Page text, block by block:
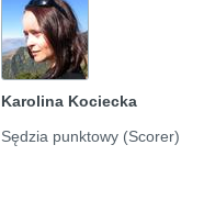
Karolina Kociecka
Sędzia punktowy (Scorer)